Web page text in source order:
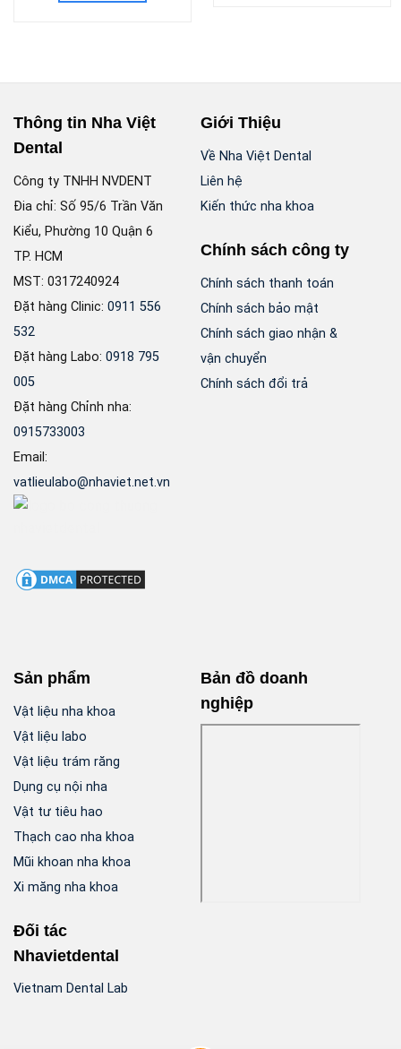
Thông tin Nha Việt
Dental
Công ty TNHH NVDENT
Đia chỉ: Số 95/6 Trần Văn
Kiểu, Phường 10 Quận 6
TP. HCM
MST: 0317240924
Đặt hàng Clinic: 0911 556
532
Đặt hàng Labo: 0918 795
005
Đặt hàng Chỉnh nha:
0915733003
Email:
vatlieulabo@nhaviet.net.vn
Giới Thiệu
Về Nha Việt Dental
Liên hệ
Kiến thức nha khoa
Chính sách công ty
Chính sách thanh toán
Chính sách bảo mật
Chính sách giao nhận &
vận chuyển
Chính sách đổi trả
Sản phẩm
Vật liệu nha khoa
Vật liệu labo
Vật liệu trám răng
Dụng cụ nội nha
Vật tư tiêu hao
Thạch cao nha khoa
Mũi khoan nha khoa
Xi măng nha khoa
Đối tác
Nhavietdental
Vietnam Dental Lab
Bản đồ doanh
nghiệp